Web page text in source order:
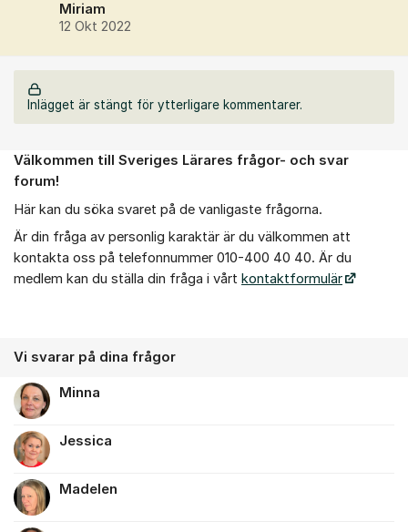
Miriam
12 Okt 2022
Inlägget är stängt för ytterligare kommentarer.
Om forumet
Välkommen till Sveriges Lärares frågor- och svar
forum!
Här kan du söka svaret på de vanligaste frågorna.
Är din fråga av personlig karaktär är du välkommen att
kontakta oss på telefonnummer 010-400 40 40. Är du
medlem kan du ställa din fråga i vårt kontaktformulär
Vi svarar på dina frågor
Minna
Jessica
Madelen